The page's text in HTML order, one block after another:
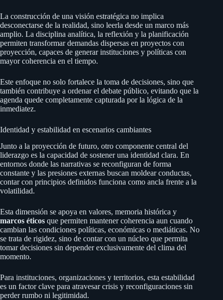
La construcción de una visión estratégica no implica
desconectarse de la realidad, sino leerla desde un marco más
amplio. La disciplina analítica, la reflexión y la planificación
permiten transformar demandas dispersas en proyectos con
proyección, capaces de generar instituciones y políticas con
mayor coherencia en el tiempo.
Este enfoque no solo fortalece la toma de decisiones, sino que
también contribuye a ordenar el debate público, evitando que la
agenda quede completamente capturada por la lógica de la
inmediatez.
Identidad y estabilidad en escenarios cambiantes
Junto a la proyección de futuro, otro componente central del
liderazgo es la capacidad de sostener una identidad clara. En
entornos donde las narrativas se reconfiguran de forma
constante y las presiones externas buscan moldear conductas,
contar con principios definidos funciona como ancla frente a la
volatilidad.
Esta dimensión se apoya en valores, memoria histórica y
marcos éticos que permiten mantener coherencia aun cuando
cambian las condiciones políticas, económicas o mediáticas. No
se trata de rigidez, sino de contar con un núcleo que permita
tomar decisiones sin depender exclusivamente del clima del
momento.
Para instituciones, organizaciones y territorios, esta estabilidad
es un factor clave para atravesar crisis y reconfiguraciones sin
perder rumbo ni legitimidad.